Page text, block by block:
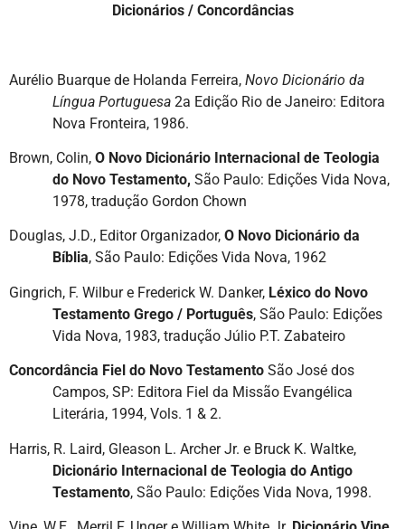
Dicionários / Concordâncias
Aurélio Buarque de Holanda Ferreira, Novo Dicionário da
Língua Portuguesa 2a Edição Rio de Janeiro: Editora
Nova Fronteira, 1986.
Brown, Colin, O Novo Dicionário Internacional de Teologia
do Novo Testamento, São Paulo: Edições Vida Nova,
1978, tradução Gordon Chown
Douglas, J.D., Editor Organizador, O Novo Dicionário da
Bíblia, São Paulo: Edições Vida Nova, 1962
Gingrich, F. Wilbur e Frederick W. Danker, Léxico do Novo
Testamento Grego / Português, São Paulo: Edições
Vida Nova, 1983, tradução Júlio P.T. Zabateiro
Concordância Fiel do Novo Testamento São José dos
Campos, SP: Editora Fiel da Missão Evangélica
Literária, 1994, Vols. 1 & 2.
Harris, R. Laird, Gleason L. Archer Jr. e Bruck K. Waltke,
Dicionário Internacional de Teologia do Antigo
Testamento, São Paulo: Edições Vida Nova, 1998.